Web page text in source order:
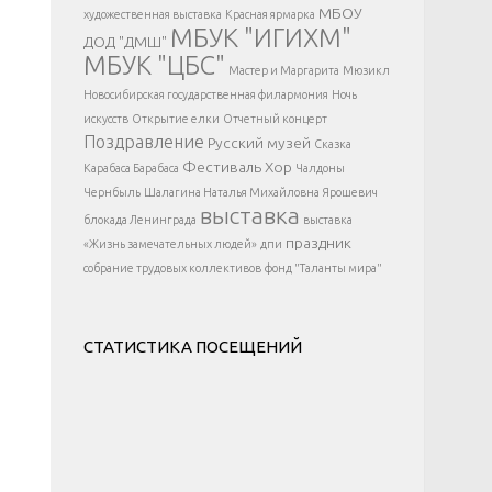
</div >
художественная выставка Красная ярмарка МБОУ
ДОД "ДМШ" МБУК "ИГИХМ"
МБУК "ЦБС" Мастер и Маргарита Мюзикл
Новосибирская государственная филармония Ночь
искусств Открытие елки Отчетный концерт
Поздравление Русский музей Сказка
Карабаса Барабаса ФестивальХор Чалдоны
Чернбыль Шалагина Наталья Михайловна Ярошевич
блокада Ленинграда выставка выставка
«Жизнь замечательных людей» дпи праздник
собрание трудовых коллективов фонд "Таланты мира"
СТАТИСТИКА ПОСЕЩЕНИЙ